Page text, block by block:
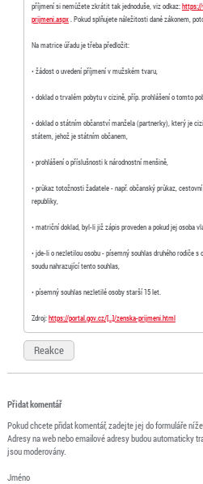
příjmení si nemůžete zkrátit tak jednoduše, viz odkaz:https://
prijmeni.aspx. Pokud splňujete náležitosti dané zákonem,
Na matrice úřadu je třeba předložit:
• žádost o uvedení příjmení v mužském tvaru,
• doklad o trvalém pobytu v cizině, příp. prohlášení o tomto
• doklad o státním občanství manžela (partnerky), který je
státem, jehož je státním občanem,
• prohlášení o příslušnosti k národnostní menšině,
• průkaz totožnosti žadatele - např. občanský průkaz,
republiky,
• matriční doklad, byl-li již zápis proveden a pokud jej osoba
• jde-li o nezletilou osobu - písemný souhlas druhého rodiče
soudu nahrazující tento souhlas,
• písemný souhlas nezletilé osoby starší 15 let.
Zdroj:https://portal.gov.cz/[…]/zenska-prijmeni.html
Reakce
Přidat komentář
Pokud chcete přidat komentář, zadejte jej do formuláře
Adresy na web nebo emailové adresy budou automaticky
jsou moderovány.
Jméno